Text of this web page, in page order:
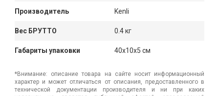
Производитель Kenli
Вес БРУТТО 0.4 кг
Габариты упаковки 40x10x5 см
*Внимание: описание товара на сайте носит информационный
характер и может отличаться от описания, предоставленного в
технической документации производителя и ни при каких